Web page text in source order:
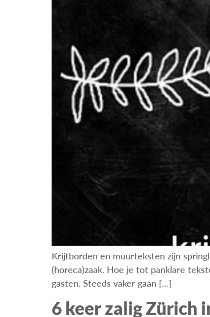
Krijtborden en muurteksten zijn
(horeca)zaak. Hoe je tot panklare
gasten. Steeds vaker gaan […]
6 keer zalig Zürich